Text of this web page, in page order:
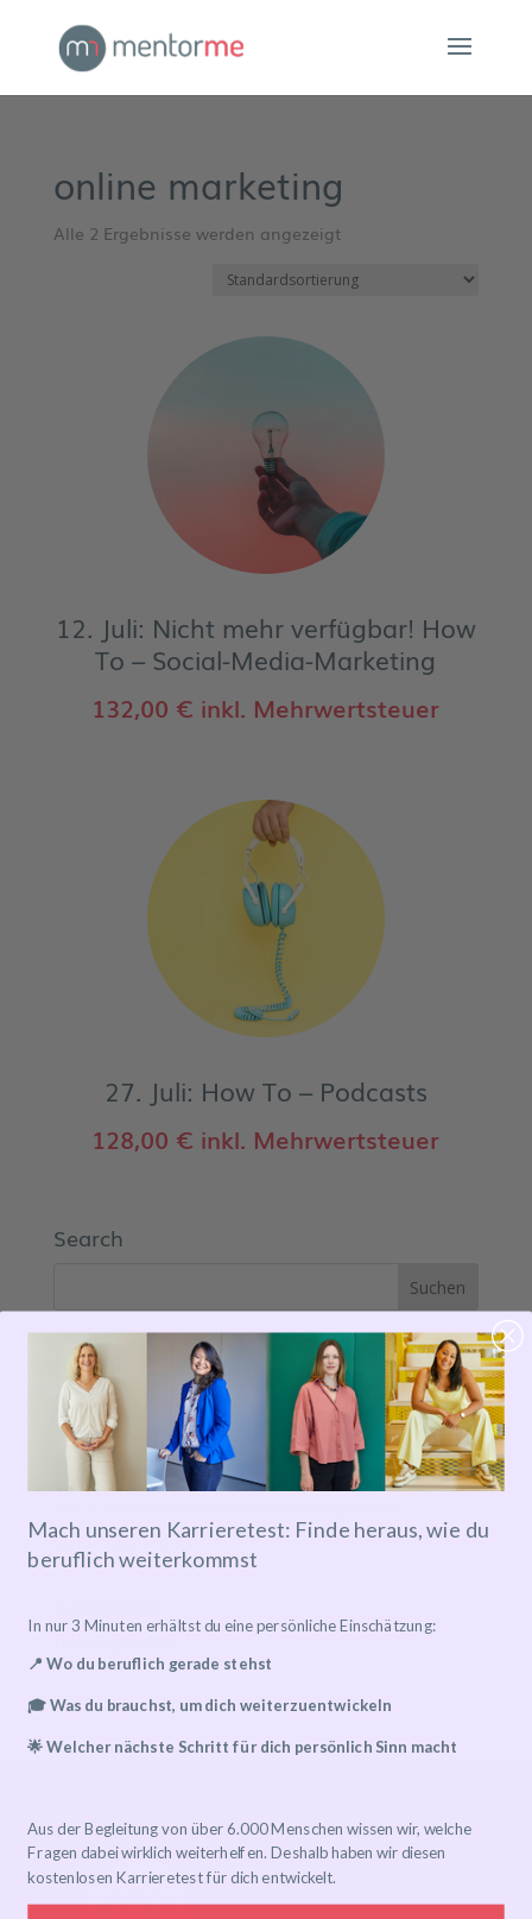
online marketing
Alle 2 Ergebnisse werden angezeigt
12. Juli: Nicht mehr verfügbar! How
To – Social-Media-Marketing
132,00 € inkl. Mehrwertsteuer
27. Juli: How To – Podcasts
128,00 € inkl. Mehrwertsteuer
Search
Recent Posts
Mentoring Journeys
Meet the Mentor
Transformation leben: Orphoz meets MentorMe
Inside Mentoring
Mach unseren Karrieretest: Finde heraus, wie du
beruflich weiterkommst
In nur 3 Minuten erhältst du eine persönliche Einschätzung:
📍 Wo du beruflich gerade stehst
🎓 Was du brauchst, um dich weiterzuentwickeln
🌟 Welcher nächste Schritt für dich persönlich Sinn macht
Aus der Begleitung von über 6.000 Menschen wissen wir, welche
Fragen dabei wirklich weiterhelfen. Deshalb haben wir diesen
kostenlosen Karrieretest für dich entwickelt.